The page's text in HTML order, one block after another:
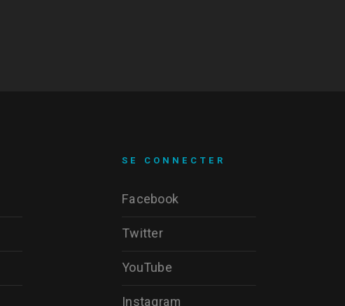
SE CONNECTER
Facebook
Twitter
YouTube
Instagram